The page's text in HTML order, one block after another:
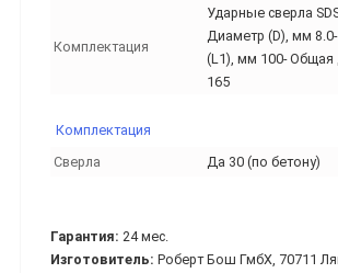
Комплектация
Ударные сверла
Диаметр (D), мм
(L1), мм 100- Общая
165
Комплектация
Сверла
Да 30 (по бетону)
Гарантия: 24 мес.
Изготовитель: Роберт Бош ГмбХ, 70711